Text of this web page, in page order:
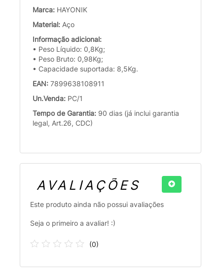
Marca: HAYONIK
Material: Aço
Informação adicional:
• Peso Líquido: 0,8Kg;
• Peso Bruto: 0,98Kg;
• Capacidade suportada: 8,5Kg.
EAN: 7899638108911
Un.Venda: PC/1
Tempo de Garantia: 90 dias (já inclui garantia
legal, Art.26, CDC)
AVALIAÇÕES
Este produto ainda não possui avaliações
Seja o primeiro a avaliar! :)
(0)